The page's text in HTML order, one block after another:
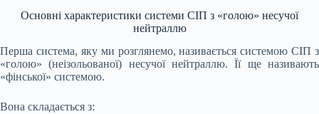
Основні характеристики системи СІП з «голою» несучої
нейтраллю
Перша система, яку ми розглянемо, називається системою СІП з
«голою» (неізольованої) несучої нейтраллю. Її ще називають
«фінської» системою.
Вона складається з: